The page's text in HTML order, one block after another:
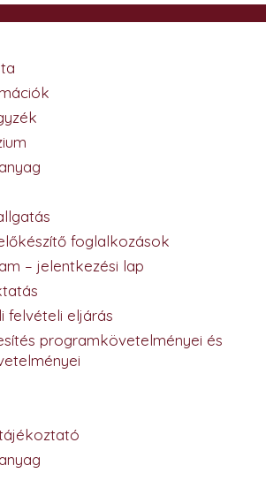
foglalkozások
– jelentkezési lap
felvételi eljárás
programkövetelményei és